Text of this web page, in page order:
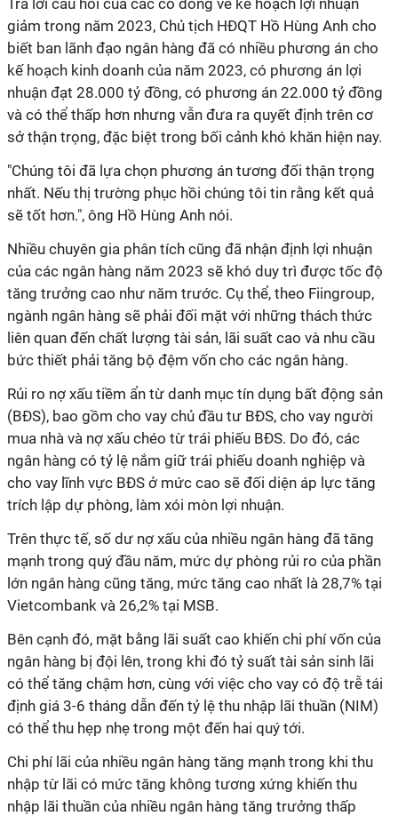
Trả lời câu hỏi của các cổ đông về kế hoạch lợi nhuận
giảm trong năm 2023, Chủ tịch HĐQT Hồ Hùng Anh cho
biết ban lãnh đạo ngân hàng đã có nhiều phương án cho
kế hoạch kinh doanh của năm 2023, có phương án lợi
nhuận đạt 28.000 tỷ đồng, có phương án 22.000 tỷ đồng
và có thể thấp hơn nhưng vẫn đưa ra quyết định trên cơ
sở thận trọng, đặc biệt trong bối cảnh khó khăn hiện nay.
"Chúng tôi đã lựa chọn phương án tương đối thận trọng
nhất. Nếu thị trường phục hồi chúng tôi tin rằng kết quả
sẽ tốt hơn.", ông Hồ Hùng Anh nói.
Nhiều chuyên gia phân tích cũng đã nhận định lợi nhuận
của các ngân hàng năm 2023 sẽ khó duy trì được tốc độ
tăng trưởng cao như năm trước. Cụ thể, theo Fiingroup,
ngành ngân hàng sẽ phải đối mặt với những thách thức
liên quan đến chất lượng tài sản, lãi suất cao và nhu cầu
bức thiết phải tăng bộ đệm vốn cho các ngân hàng.
Rủi ro nợ xấu tiềm ẩn từ danh mục tín dụng bất động sản
(BĐS), bao gồm cho vay chủ đầu tư BĐS, cho vay người
mua nhà và nợ xấu chéo từ trái phiếu BĐS. Do đó, các
ngân hàng có tỷ lệ nắm giữ trái phiếu doanh nghiệp và
cho vay lĩnh vực BĐS ở mức cao sẽ đối diện áp lực tăng
trích lập dự phòng, làm xói mòn lợi nhuận.
Trên thực tế, số dư nợ xấu của nhiều ngân hàng đã tăng
mạnh trong quý đầu năm, mức dự phòng rủi ro của phần
lớn ngân hàng cũng tăng, mức tăng cao nhất là 28,7% tại
Vietcombank và 26,2% tại MSB.
Bên cạnh đó, mặt bằng lãi suất cao khiến chi phí vốn của
ngân hàng bị đội lên, trong khi đó tỷ suất tài sản sinh lãi
có thể tăng chậm hơn, cùng với việc cho vay có độ trễ tái
định giá 3-6 tháng dẫn đến tỷ lệ thu nhập lãi thuần (NIM)
có thể thu hẹp nhẹ trong một đến hai quý tới.
Chi phí lãi của nhiều ngân hàng tăng mạnh trong khi thu
nhập từ lãi có mức tăng không tương xứng khiến thu
nhập lãi thuần của nhiều ngân hàng tăng trưởng thấp